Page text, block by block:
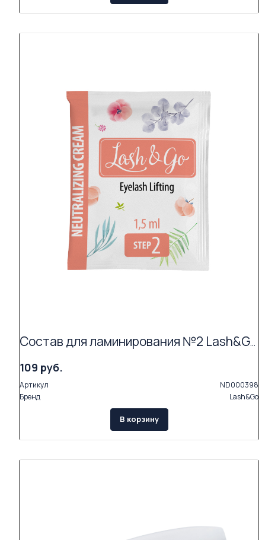
Состав для ламинирования №2 Lash&Go Neutralizing Cream в саше (1,5 мл) АКЦИЯ (Exp.09.26)
109 руб.
Артикул
ND000398
Бренд
Lash&Go
В корзину